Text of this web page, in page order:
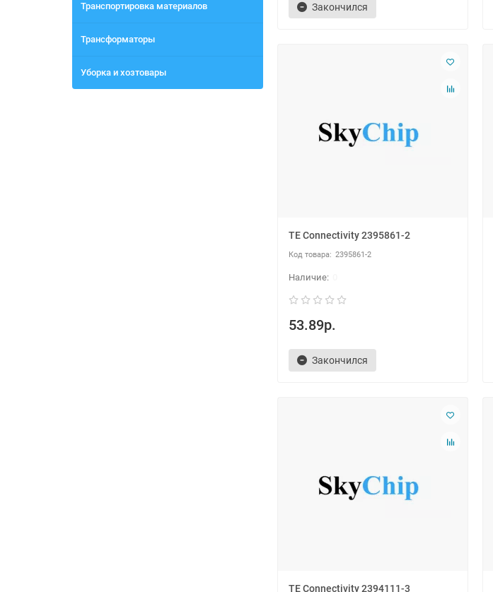
Транспортировка материалов
Трансформаторы
Уборка и хозтовары
Закончился
TE Connectivity 2395861-2
2395861-2
53.89р.
Закончился
TE Connectivity 2394111-3